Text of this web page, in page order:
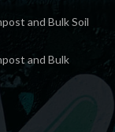
and Bulk Soil
and Bulk